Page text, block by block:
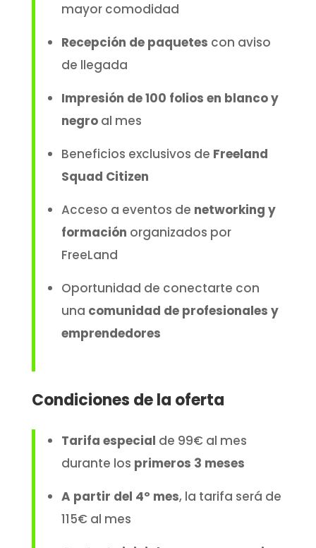
mayor comodidad
Recepción de paquetes con aviso
de llegada
Impresión de 100 folios en blanco y
negroal mes
Beneficios exclusivos de Freeland
Squad Citizen
Acceso a eventos de networking y
formación organizados por
FreeLand
Oportunidad de conectarte con
una comunidad de profesionales y
emprendedores
Condiciones de la oferta
Tarifa especial de 99€ al mes
durante los primeros 3 meses
A partir del 4º mes, la tarifa será de
115€ al mes